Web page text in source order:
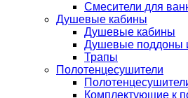
Смесители для
Душевые кабины
Душевые кабины
Душевые поддоны
Трапы
Полотенцесушители
Комплектующие к